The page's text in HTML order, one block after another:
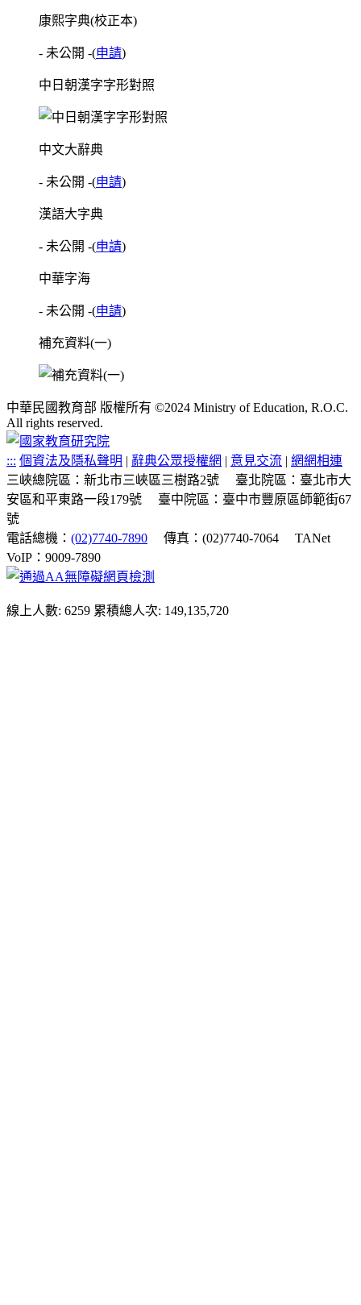
康熙字典(校正本)
- 未公開 -(申請)
中日朝漢字字形對照
中文大辭典
- 未公開 -(申請)
漢語大字典
- 未公開 -(申請)
中華字海
- 未公開 -(申請)
補充資料(一)
中華民國教育部 版權所有 ©2024 Ministry of Education, R.O.C.
All rights reserved.
::: 個資法及隱私聲明 | 辭典公眾授權網 | 意見交流 | 網網相連
三峽總院區：新北市三峽區三樹路2號
臺北院區：臺北市大
安區和平東路一段179號
臺中院區：臺中市豐原區師範街67
號
電話總機： (02)7740-7890 傳真：(02)7740-7064
TANet
VoIP：9009-7890
線上人數: 6259 累積總人次: 149,135,720